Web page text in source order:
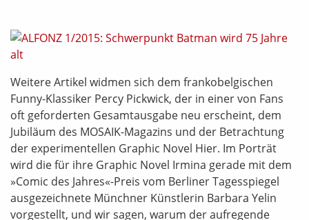
Weitere Artikel widmen sich dem frankobelgischen
Funny-Klassiker Percy Pickwick, der in einer von Fans
oft geforderten Gesamtausgabe neu erscheint, dem
Jubiläum des MOSAIK-Magazins und der Betrachtung
der experimentellen Graphic Novel Hier. Im Porträt
wird die für ihre Graphic Novel Irmina gerade mit dem
»Comic des Jahres«-Preis vom Berliner Tagesspiegel
ausgezeichnete Münchner Künstlerin Barbara Yelin
vorgestellt, und wir sagen, warum der aufregende